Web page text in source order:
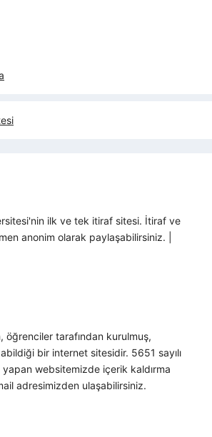
ilk ve tek itiraf sitesi. İtiraf ve
anonim olarak paylaşabilirsiniz. |
öğrenciler tarafından kurulmuş,
bir internet sitesidir. 5651 sayılı
yapan websitemizde içerik kaldırma
adresimizden ulaşabilirsiniz.